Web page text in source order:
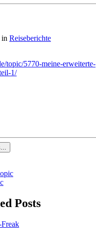
in Reiseberichte
topic/5770-meine-erweiterte-
1/
Posts